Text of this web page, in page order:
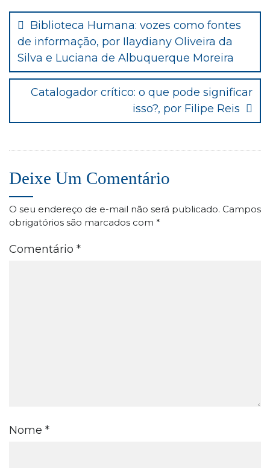
de
Post
Biblioteca Humana: vozes como fontes
de informação, por Ilaydiany Oliveira da
Silva e Luciana de Albuquerque Moreira
Catalogador crítico: o que pode significar
isso?, por Filipe Reis
Deixe Um Comentário
O seu endereço de e-mail não será publicado. Campos
obrigatórios são marcados com *
Comentário *
Nome *